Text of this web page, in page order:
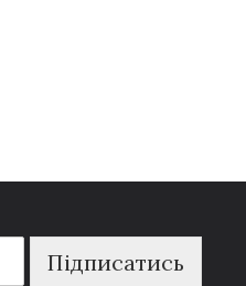
Підписатись